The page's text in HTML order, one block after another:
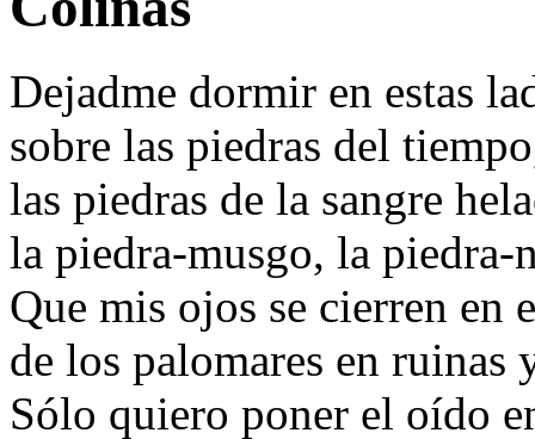
Dejadme dormir en estas
sobre las piedras del
las piedras de la sangre
la piedra-musgo, la
Que mis ojos se cierren en
de los palomares en ruinas
Sólo quiero poner el oído